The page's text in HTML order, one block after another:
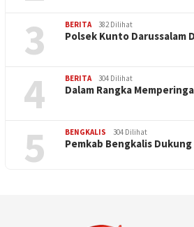
3 BERITA 382 Dilihat
Polsek Kunto Darussalam
4 BERITA 304 Dilihat
Dalam Rangka
5 BENGKALIS 304 Dilihat
Pemkab Bengkalis